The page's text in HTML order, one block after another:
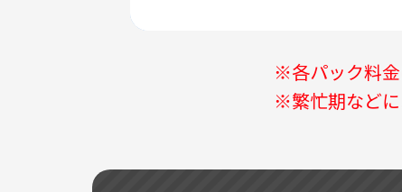
※各パック料
※繁忙期など